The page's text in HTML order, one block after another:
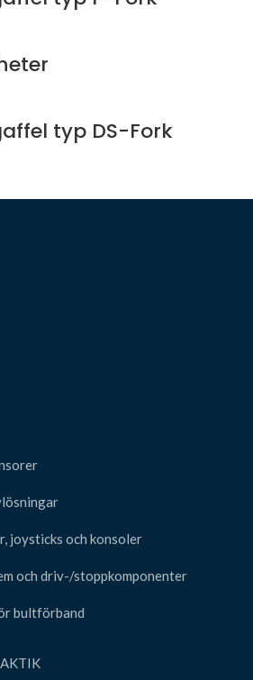
typ DS-Fork
joysticks och konsoler
och driv-/stoppkomponenter
bultförband